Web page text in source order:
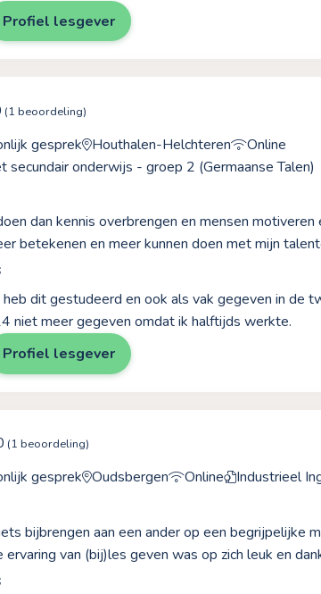
Profiel lesgever
(1 beoordeling)
gesprek Houthalen-Helchteren
Online
secundair onderwijs - groep 2 (Germaanse Talen)
dan kennis overbrengen en mensen
betekenen en meer kunnen doen met mijn
dit gestudeerd en ook als vak gegeven in de
niet meer gegeven omdat ik halftijds werkte.
Profiel lesgever
(1 beoordeling)
gesprek Oudsbergen Online Industrieel
bijbrengen aan een ander op een begrijpelijke
van (bij)les geven was op zich leuk en